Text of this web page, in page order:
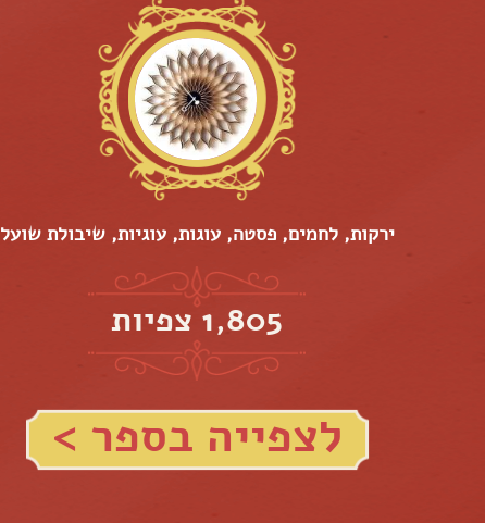
ירקות, לחמים, פסטה, עוגות, עוגיות, שיבולת שועל
1,805 צפיות
לצפייה בספר >